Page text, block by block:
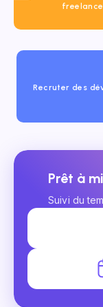
Recruter des
Prêt à
Suivi du